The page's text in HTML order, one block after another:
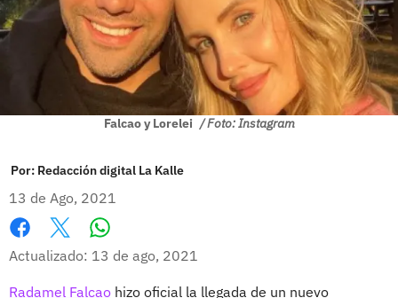
Falcao y Lorelei / Foto: Instagram
Por: Redacción digital La Kalle
13 de Ago, 2021
Facebook
X
Actualizado: 13 de ago, 2021
Radamel Falcao hizo oficial la llegada de un nuevo